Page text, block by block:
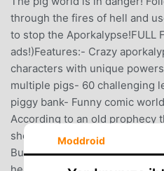
through the fires of hell and
to stop the Aporkalypse!FULL
ads!)Features:- Crazy
characters with unique
multiple pigs- 60 challenging
piggy bank- Funny comic
According to an old prophecy
should proclaim the end of the
But something went terribly
Moddroid